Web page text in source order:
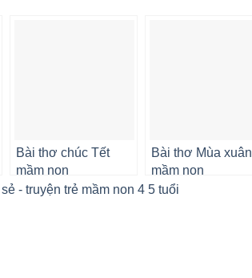
Bài thơ chúc Tết
mầm non
Bài thơ Mùa xuân
mầm non
- truyện trẻ mầm non 4 5 tuổi